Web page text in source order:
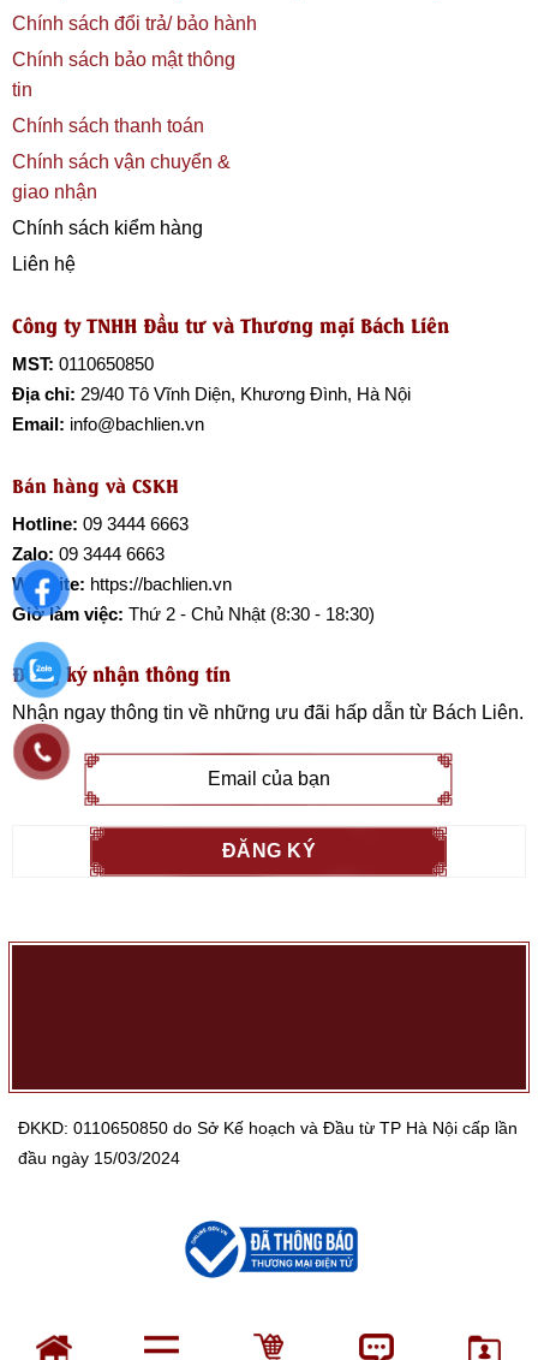
Chính sách đổi trả/ bảo hành
Chính sách bảo mật thông
tin
Chính sách thanh toán
Chính sách vận chuyển &
giao nhận
Chính sách kiểm hàng
Liên hệ
Công ty TNHH Đầu tư và Thương mại Bách Liên
MST: 0110650850
Địa chỉ: 29/40 Tô Vĩnh Diện, Khương Đình, Hà Nội
Email: info@bachlien.vn
Bán hàng và CSKH
Hotline: 09 3444 6663
Zalo: 09 3444 6663
Website: https://bachlien.vn
Giờ làm việc: Thứ 2 - Chủ Nhật (8:30 - 18:30)
Đăng ký nhận thông tin
Nhận ngay thông tin về những ưu đãi hấp dẫn từ Bách Liên.
ĐKKD: 0110650850 do Sở Kế hoạch và Đầu từ TP Hà Nội cấp lần
đầu ngày 15/03/2024